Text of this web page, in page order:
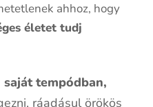
ahhoz, hogy
életet tudj
saját tempódban,
ráadásul örökös